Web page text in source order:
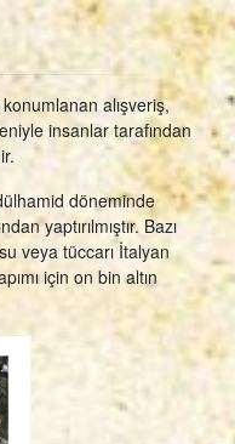
alışveriş,
insanlar tarafından
döneminde
yaptırılmıştır. Bazı
veya tüccarı İtalyan
için on bin altın